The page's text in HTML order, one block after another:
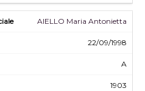
AIELLO Maria Antonietta
22/09/1998
A
1903